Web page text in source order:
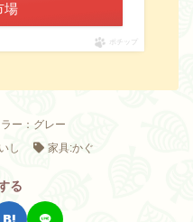
場
ポチップ
ー：グレー
し 家具:かぐ
る